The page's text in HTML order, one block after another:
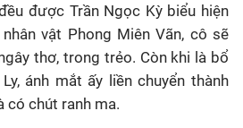
được Trần Ngọc Kỳ biểu hiện
vật Phong Miên Vãn, cô sẽ
thơ, trong trẻo. Còn khi là bổ
ánh mắt ấy liền chuyển thành
có chút ranh ma.